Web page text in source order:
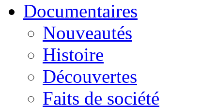
Documentaires
Nouveautés
Histoire
Découvertes
Faits de société